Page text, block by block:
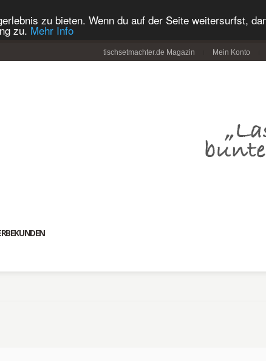
zu bieten. Wenn du auf der Seite weitersurfst,
zu. Mehr Info
tischsetmachter.de Magazin Mein Konto